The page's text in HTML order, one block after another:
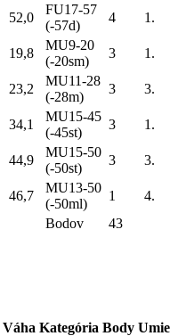
52,0
FU17-57
(-57d)
4 1.
19,8
MU9-20
(-20sm)
3 1.
23,2
MU11-28
(-28m)
3 3.
34,1
MU15-45
(-45st)
3 1.
44,9
MU15-50
(-50st)
3 3.
46,7
MU13-50
(-50ml)
1
4.
Bodov 43
Váha Kategória Body